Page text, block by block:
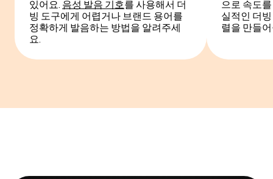
있어요. 음성 발음 기호를 사용해서 더
빙 도구에게 어렵거나 브랜드 용어를
정확하게 발음하는 방법을 알려주세
요.
으로 속도
실적인 더
렬을 만들